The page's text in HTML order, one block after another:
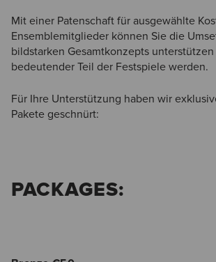
Mit einer Patenschaft für ausgewählte
Ensemblemitglieder können Sie die
bildstarken Gesamtkonzepts
bedeutender Teil der Festspiele werden.
Für Ihre Unterstützung haben wir
Pakete geschnürt:
PACKAGES: